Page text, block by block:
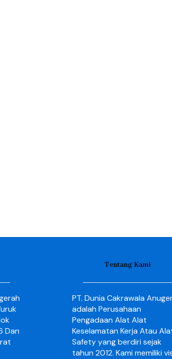
Dan
Tentang Kami
PT. Dunia Cakrawala
adalah Perusahaan
Pengadaan Alat Alat
Keselamatan Kerja Atau
Safety yang berdiri sejak
tahun 2012. Kami memiliki